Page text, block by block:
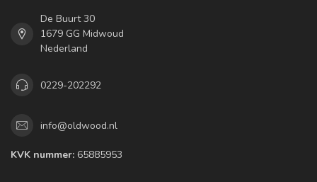
De Buurt 30
1679 GG Midwoud
Nederland
0229-202292
info@oldwood.nl
KVK nummer: 65885953